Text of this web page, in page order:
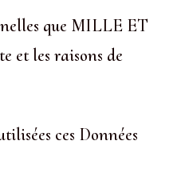
que MILLE ET
et les raisons de
ces Données